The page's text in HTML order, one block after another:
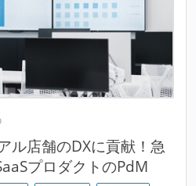
ル店舗のDXに貢献！急
プロダクトのPdM